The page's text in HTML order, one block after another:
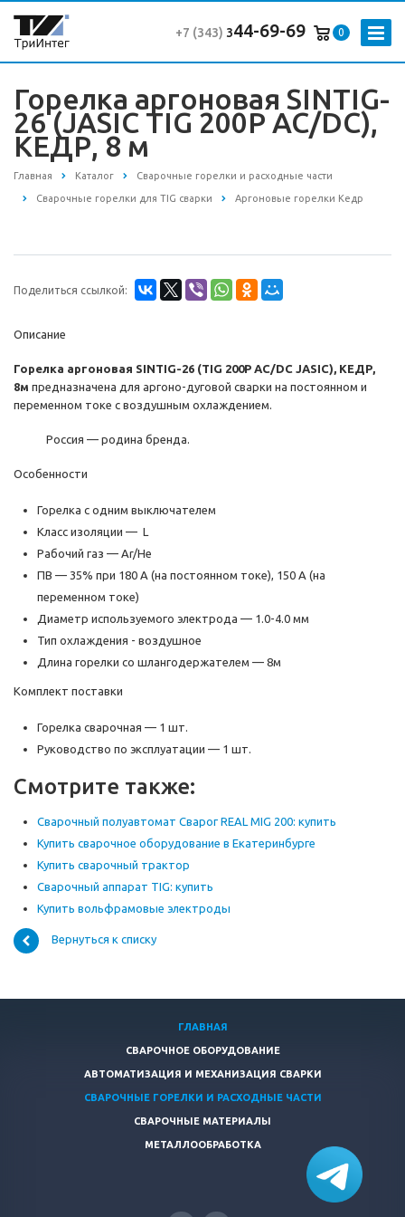
0
+7 (343) 344-69-69
Горелка аргоновая SINTIG-
26 (JASIC TIG 200P AC/DC),
КЕДР, 8 м
Главная Каталог Сварочные горелки и расходные части
Сварочные горелки для TIG сварки Аргоновые горелки Кедр
Поделиться ссылкой:
Описание
Горелка аргоновая SINTIG-26 (TIG 200P AC/DC JASIC), КЕДР,
8м предназначена для аргоно-дуговой сварки на постоянном и
переменном токе с воздушным охлаждением.
Россия — родина бренда.
Особенности
Горелка с одним выключателем
Класс изоляции — L
Рабочий газ — Ar/He
ПВ — 35% при 180 А (на постоянном токе), 150 А (на
переменном токе)
Диаметр используемого электрода — 1.0-4.0 мм
Тип охлаждения - воздушное
Длина горелки со шлангодержателем — 8м
Комплект поставки
Горелка сварочная — 1 шт.
Руководство по эксплуатации — 1 шт.
Смотрите также:
Сварочный полуавтомат Сварог REAL MIG 200: купить
Купить сварочное оборудование в Екатеринбурге
Купить сварочный трактор
Сварочный аппарат TIG: купить
Купить вольфрамовые электроды
Вернуться к списку
ГЛАВНАЯ
СВАРОЧНОЕ ОБОРУДОВАНИЕ
АВТОМАТИЗАЦИЯ И МЕХАНИЗАЦИЯ СВАРКИ
СВАРОЧНЫЕ ГОРЕЛКИ И РАСХОДНЫЕ ЧАСТИ
СВАРОЧНЫЕ МАТЕРИАЛЫ
МЕТАЛЛООБРАБОТКА